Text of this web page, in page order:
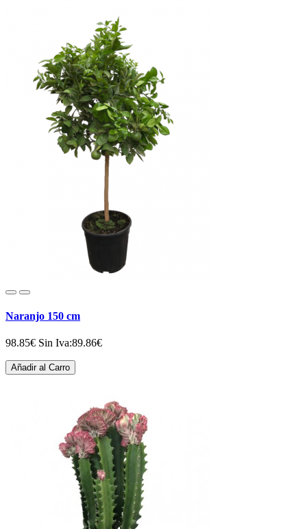
Naranjo 150 cm
98.85€ Sin Iva:89.86€
Añadir al Carro